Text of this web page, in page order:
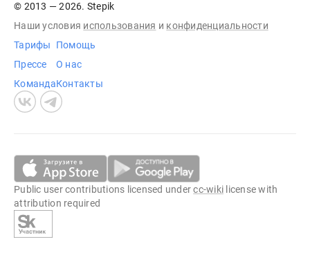
© 2013 — 2026. Stepik
Наши условия использования и конфиденциальности
Тарифы
Прессе
Команда
Помощь
О нас
Контакты
Public user contributions licensed undercc-wiki license with
attribution required